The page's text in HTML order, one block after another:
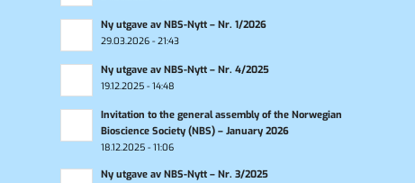
Ny utgave av NBS-Nytt – Nr. 1/2026
29.03.2026 - 21:43
Ny utgave av NBS-Nytt – Nr. 4/2025
19.12.2025 - 14:48
Invitation to the general assembly of the Norwegian
Bioscience Society (NBS) – January 2026
18.12.2025 - 11:06
Ny utgave av NBS-Nytt – Nr. 3/2025